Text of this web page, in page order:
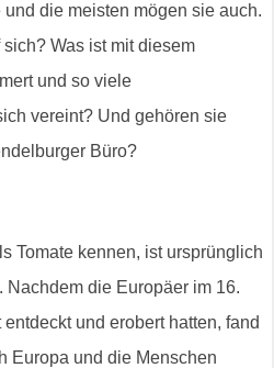
die meisten mögen sie auch.
Was ist mit diesem
und so viele
vereint? Und gehören sie
Büro?
Tomate kennen, ist ursprünglich
die Europäer im 16.
und erobert hatten, fand
Europa und die Menschen